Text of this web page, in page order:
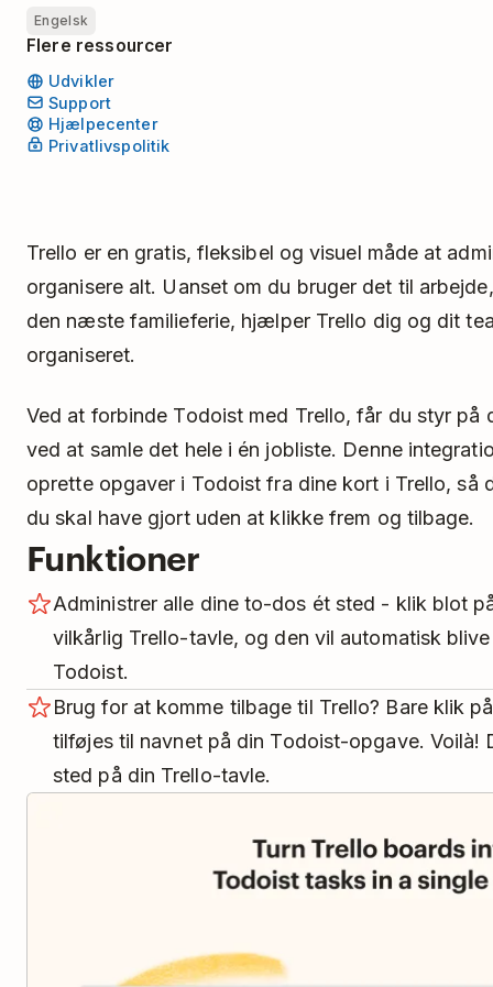
Engelsk
Flere ressourcer
Udvikler
Support
Hjælpecenter
Privatlivspolitik
Trello er en gratis, fleksibel og visuel måde at
organisere alt. Uanset om du bruger det til
den næste familieferie, hjælper Trello dig og dit
organiseret.
Ved at forbinde Todoist med Trello, får du styr på
ved at samle det hele i én jobliste. Denne
oprette opgaver i Todoist fra dine kort i Trello, så
du skal have gjort uden at klikke frem og tilbage.
Funktioner
Administrer alle dine to-dos ét sted - klik blot
vilkårlig Trello-tavle, og den vil automatisk
Todoist.
Brug for at komme tilbage til Trello? Bare klik
tilføjes til navnet på din Todoist-opgave. Voilà!
sted på din Trello-tavle.